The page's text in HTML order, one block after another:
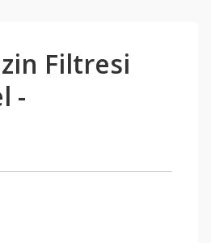
Filtresi
-